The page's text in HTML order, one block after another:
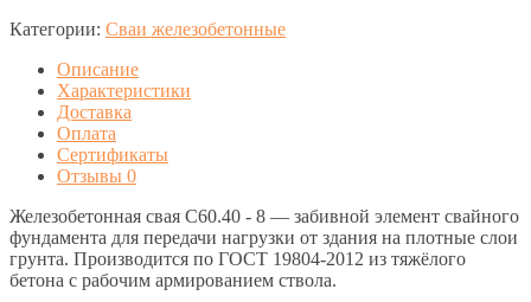
Категории: Сваи железобетонные
Описание
Характеристики
Доставка
Оплата
Сертификаты
Отзывы 0
Железобетонная свая C60.40 - 8 — забивной элемент свайного
фундамента для передачи нагрузки от здания на плотные слои
грунта. Производится по ГОСТ 19804-2012 из тяжёлого
бетона с рабочим армированием ствола.